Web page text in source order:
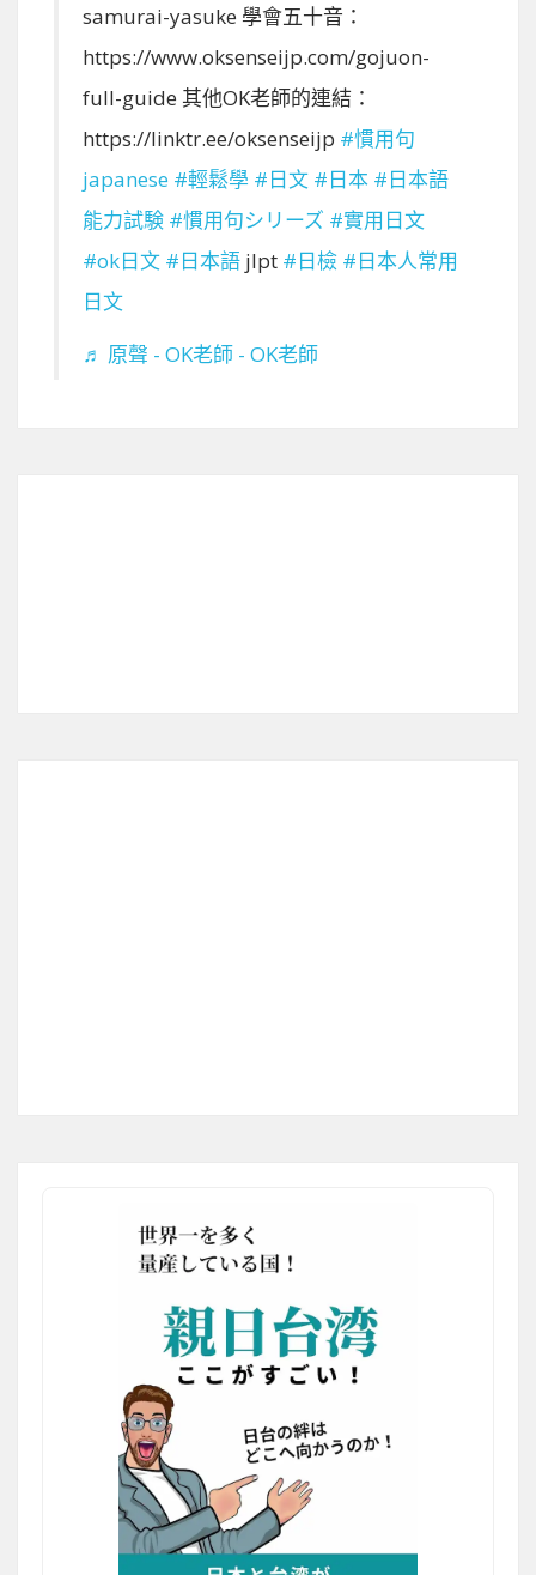
samurai-yasuke 學會五十音：
https://www.oksenseijp.com/gojuon-
full-guide 其他OK老師的連結：
https://linktr.ee/oksenseijp #慣用句
japanese #輕鬆學 #日文 #日本 #日本語
能力試験 #慣用句シリーズ #實用日文
#ok日文 #日本語 jlpt #日檢 #日本人常用
日文
♬ 原聲 - OK老師 - OK老師